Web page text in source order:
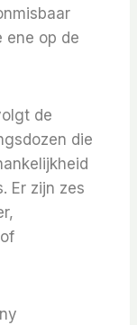
ene op de
de
die
Er zijn zes